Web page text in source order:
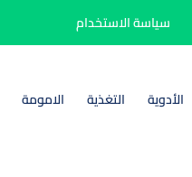
سياسة الاستخدام
الأدوية التغذية الامومة